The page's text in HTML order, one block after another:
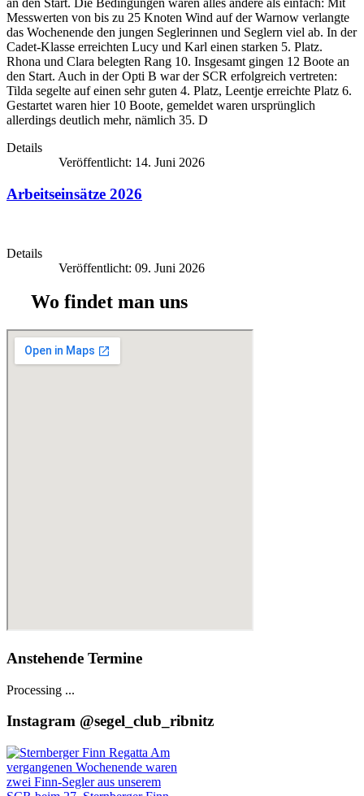
an den Start. Die Bedingungen waren alles andere als einfach: Mit
Messwerten von bis zu 25 Knoten Wind auf der Warnow verlangte
das Wochenende den jungen Seglerinnen und Seglern viel ab. In der
Cadet-Klasse erreichten Lucy und Karl einen starken 5. Platz.
Rhona und Clara belegten Rang 10. Insgesamt gingen 12 Boote an
den Start. Auch in der Opti B war der SCR erfolgreich vertreten:
Tilda segelte auf einen sehr guten 4. Platz, Leentje erreichte Platz 6.
Gestartet waren hier 10 Boote, gemeldet waren ursprünglich
allerdings deutlich mehr, nämlich 35. D
Details
Veröffentlicht: 14. Juni 2026
Arbeitseinsätze 2026
Details
Veröffentlicht: 09. Juni 2026
Wo findet man uns
Anstehende Termine
Processing ...
Instagram @segel_club_ribnitz